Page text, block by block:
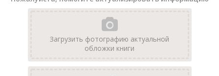
Загрузить фотографию актуальной
обложки книги